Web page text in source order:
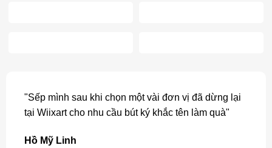
"Sếp mình sau khi chọn một vài đơn vị đã dừng lại
tại Wiixart cho nhu cầu bút ký khắc tên làm quà"
Hồ Mỹ Linh